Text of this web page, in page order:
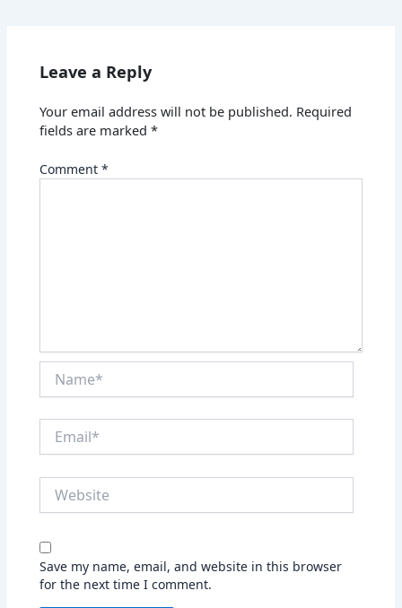
Leave a Reply
Your email address will not be published. Required
fields are marked*
Comment*
Save my name, email, and website in this browser
for the next time I comment.